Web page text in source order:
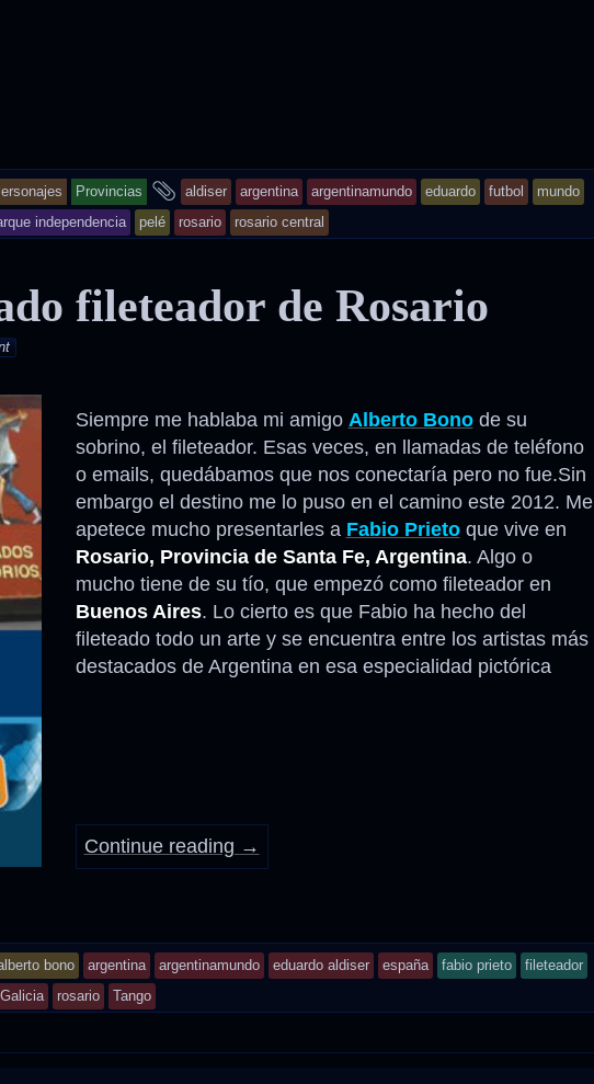
Provincias
and
tagged
aldiser argentina argentinamundo eduardo futbol
mundo
independencia pelé rosario rosario central
fileteador de Rosario
Siempre me hablaba mi amigo Alberto Bonode su
sobrino, el fileteador. Esas veces, en llamadas de teléfono
o emails, quedábamos que nos conectaría pero no fue.Sin
embargo el destino me lo puso en el camino este 2012. Me
apetece mucho presentarles a Fabio Prietoque vive en
Rosario, Provincia de Santa Fe, Argentina. Algo o
mucho tiene de su tío, que empezó como fileteador en
Buenos Aires. Lo cierto es que Fabio ha hecho del
fileteado todo un arte y se encuentra entre los artistas más
destacados de Argentina en esa especialidad pictórica
Continue reading →
tagged
bono argentina argentinamundo eduardo aldiser españa fabio prieto
fileteador
Galicia
rosario Tango